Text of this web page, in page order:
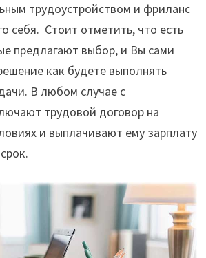
трудоустройством и фриланс
себя. Стоит отметить, что есть
предлагают выбор, и Вы сами
как будете выполнять
В любом случае с
трудовой договор на
и выплачивают ему зарплату